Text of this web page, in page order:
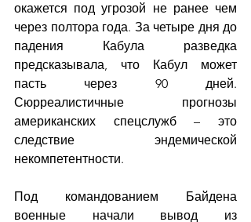
окажется под угрозой не ранее чем
через полтора года. За четыре дня до
падения Кабула разведка
предсказывала, что Кабул может
пасть через 90 дней.
Сюрреалистичные прогнозы
американских спецслужб – это
следствие эндемической
некомпетентности.
Под командованием Байдена
военные начали вывод из